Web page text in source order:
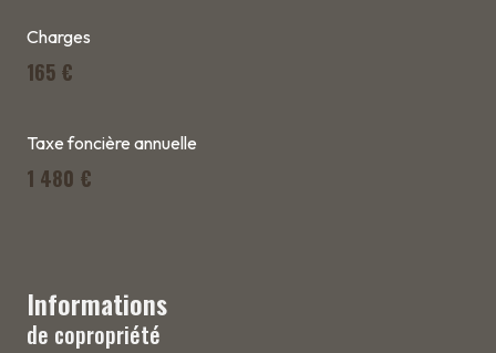
Charges
165 €
Taxe foncière annuelle
1 480 €
Informations
de copropriété